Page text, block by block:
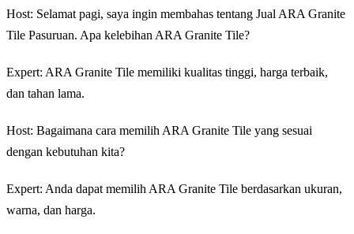
Host: Selamat pagi, saya ingin membahas tentang Jual ARA Granite
Tile Pasuruan. Apa kelebihan ARA Granite Tile?
Expert: ARA Granite Tile memiliki kualitas tinggi, harga terbaik,
dan tahan lama.
Host: Bagaimana cara memilih ARA Granite Tile yang sesuai
dengan kebutuhan kita?
Expert: Anda dapat memilih ARA Granite Tile berdasarkan ukuran,
warna, dan harga.